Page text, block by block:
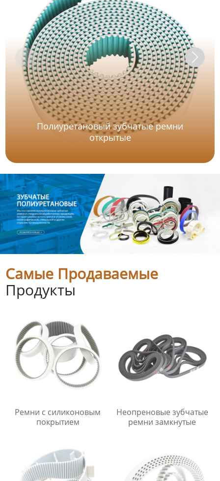
Полиуретановый зубчатые ремни
открытые
Самые Продаваемые
Продукты
Ремни с силиконовым
покрытием
Неопреновые зубчатые
ремни замкнутые